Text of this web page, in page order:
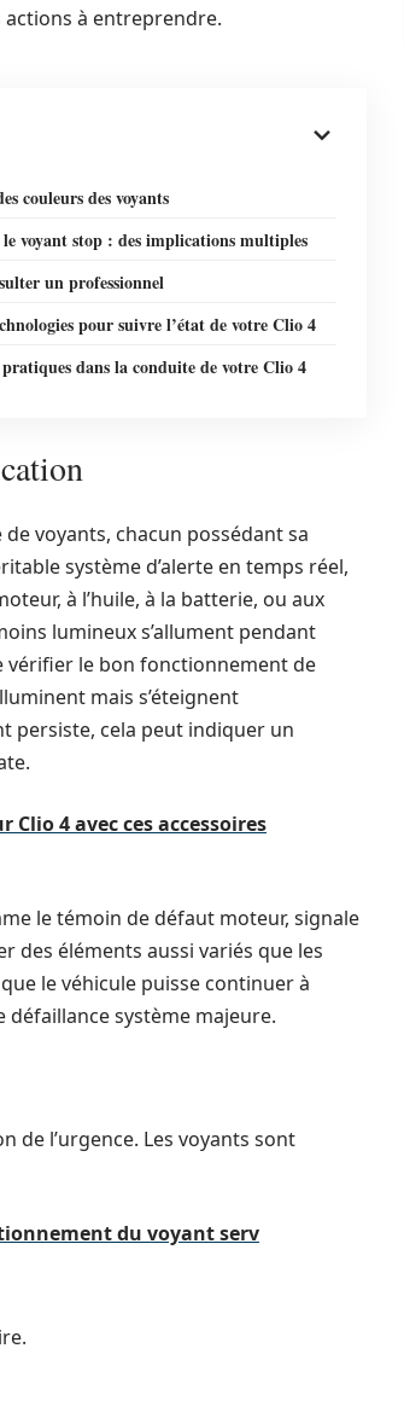
actions à entreprendre.
couleurs des voyants
voyant stop : des implications multiples
un professionnel
pour suivre l’état de votre Clio 4
pratiques dans la conduite de votre Clio 4
voyants, chacun possédant sa
système d’alerte en temps réel,
à l’huile, à la batterie, ou aux
lumineux s’allument pendant
vérifier le bon fonctionnement de
mais s’éteignent
persiste, cela peut indiquer un
Clio 4 avec ces accessoires
le témoin de défaut moteur, signale
des éléments aussi variés que les
le véhicule puisse continuer à
système majeure.
de l’urgence. Les voyants sont
du voyant serv